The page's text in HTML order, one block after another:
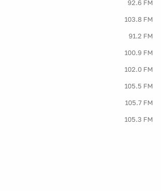
92.6 FM
103.8 FM
91.2 FM
100.9 FM
102.0 FM
105.5 FM
105.7 FM
105.3 FM